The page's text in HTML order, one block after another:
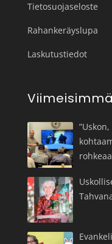
Tietosuojaseloste
Rahankeräyslupa
Laskutustiedot